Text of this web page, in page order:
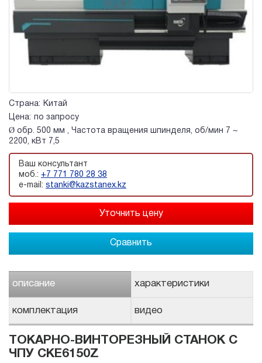
Страна:
Китай
Цена:
по запросу
Ø обр. 500 мм , Частота вращения шпинделя, об/мин 7 ~
2200, кВт 7,5
Ваш консультант
моб.: +7 771 780 28 38
e-mail: stanki@kazstanex.kz
Сравнить
описание характеристики
комплектация видео
ТОКАРНО-ВИНТОРЕЗНЫЙ СТАНОК С
ЧПУ CKE6150Z